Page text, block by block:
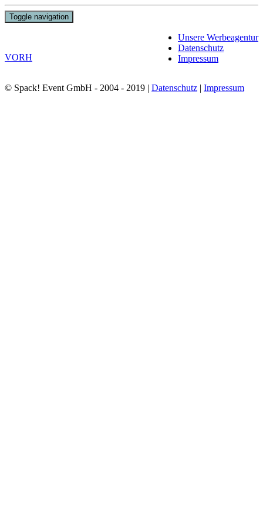
Toggle navigation
Unsere Werbeagentur
Datenschutz
Impressum
VORH
© Spack! Event GmbH - 2004 - 2019 | Datenschutz | Impressum